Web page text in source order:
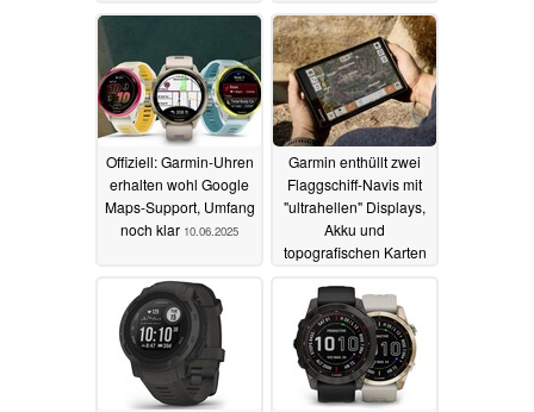
Offiziell: Garmin-Uhren
erhalten wohl Google
Maps-Support, Umfang
noch klar 10.06.2025
Garmin enthüllt zwei
Flaggschiff-Navis mit
"ultrahellen" Displays,
Akku und
topografischen Karten